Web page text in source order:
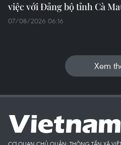
việc với Đảng bộ tỉnh Cà
07/08/2026 06:16
Xem